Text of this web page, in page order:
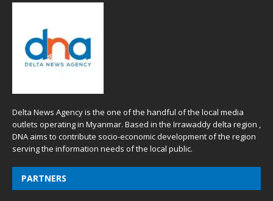
Delta News Agency is the one of the handful of the local media
outlets operating in Myanmar. Based in the Irrawaddy delta region ,
DNA aims to contribute socio-economic development of the region
serving the information needs of the local public.
PARTNERS